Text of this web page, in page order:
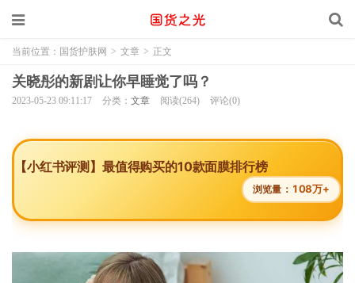
当前位置： 国货护肤网 > 文章 > 正文
关晓彤的新剧让你早睡觉了吗？
2023-05-23 09:11:17 分类： 文章 阅读(264) 评论(0)
【小红书评测】最值得购买的10款面膜排行榜
浏览量： 108万+